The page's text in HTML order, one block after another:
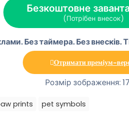
Безкоштовне
(Потрібен внесок)
Без таймера. Без внесків.
Отримати преміум-
Розмір зображення:
prints pet symbols